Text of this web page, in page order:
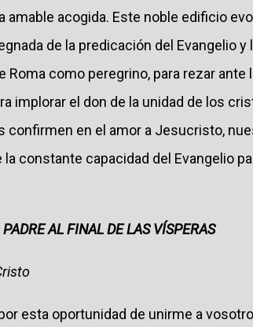
amable acogida. Este noble edificio
de la predicación del Evangelio
Roma como peregrino, para rezar ante
implorar el don de la unidad de los
confirmen en el amor a Jesucristo,
constante capacidad del Evangelio
AL FINAL DE LAS VÍSPERAS
esta oportunidad de unirme a